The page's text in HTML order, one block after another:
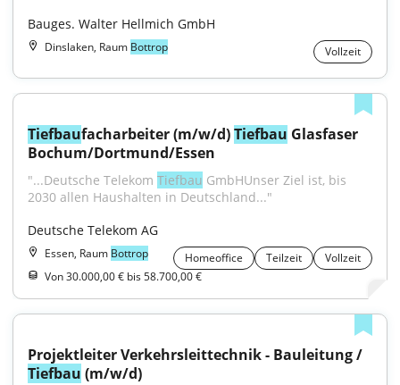
Bauges. Walter Hellmich GmbH
Dinslaken, Raum Bottrop Vollzeit
Tiefbaufacharbeiter (m/w/d) Tiefbau Glasfaser
Bochum/Dortmund/Essen
"...Deutsche Telekom Tiefbau GmbHUnser Ziel ist, bis
2030 allen Haushalten in Deutschland..."
Deutsche Telekom AG
Essen, Raum Bottrop Homeoffice Teilzeit
Vollzeit
Von 30.000,00 € bis 58.700,00 €
Tiefbau (m/w/d)